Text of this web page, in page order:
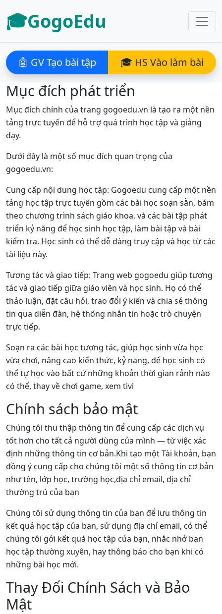
🎓GogoEdu
🤖 GV Tạo bài tập 🎓 HS Vào làm bài
Mục đích phát triển
Mục đích chính của trang gogoedu.vn là tạo ra một nền
tảng trực tuyến để hỗ trợ quá trình học tập và giảng
dạy.
Dưới đây là một số mục đích quan trọng của
gogoedu.vn:
Cung cấp nội dung học tập: Gogoedu cung cấp một nền
tảng học tập trực tuyến gồm các bài học soạn sẵn, bám
theo chương trình sách giáo khoa, và các bài tập phát
triển kỷ năng để học sinh học tập, làm bài tập và bài
kiểm tra. Học sinh có thể dễ dàng truy cập và học từ các
tài liệu này.
Tương tác và giao tiếp: Trang web gogoedu giúp tương
tác và giao tiếp giữa giáo viên và học sinh. Họ có thể
thảo luận, đặt câu hỏi, trao đổi ý kiến và chia sẻ thông
tin qua diễn đàn, hệ thống nhắn tin hoặc trò chuyện
trực tiếp.
Soạn ra các bài học tương tác, giúp học sinh vừa học
vừa chơi, nâng cao kiến thức, kỷ năng, để học sinh có
thể tự học vào bất cứ những khoản thời gian rảnh nào
có thể, thay về chơi game, xem tivi
Chính sách bảo mật
Chúng tôi thu thập thông tin để cung cấp các dịch vụ
tốt hơn cho tất cả người dùng của mình — từ việc xác
định những thông tin cơ bản.Khi tạo một Tài khoản, bạn
đồng ý cung cấp cho chúng tôi một số thông tin cơ bản
như tên, lớp học, trường học,địa chỉ email, địa chỉ
thường trú của bạn
Chúng tôi sử dụng thông tin của bạn để lưu thông tin
kết quả học tập của bạn, sử dụng địa chỉ email, có thể
chúng tôi gởi kết quả học tập của bạn, nhắc nhở bạn
học tập thường xuyên, hay thông báo cho bạn khi có
những bài học mới.
Thay Đổi Chính Sách và Bảo
Mật